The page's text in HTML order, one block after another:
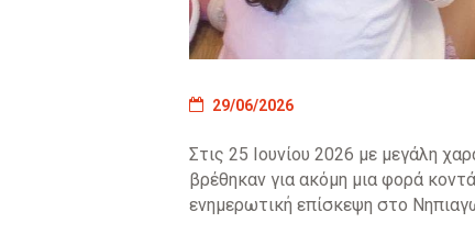
29/06/2026
Στις 25 Ιουνίου 2026 με μεγάλη
βρέθηκαν για ακόμη μια φορά
ενημερωτική επίσκεψη στο